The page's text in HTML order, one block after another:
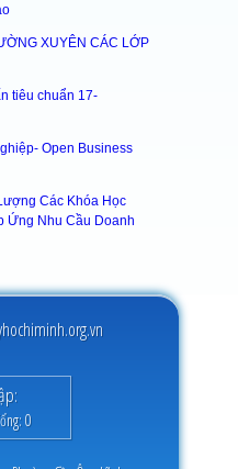
XUYÊN CÁC LỚP
tiêu chuẩn 17-
Open Business
Các Khóa Học
Ứng Nhu Cầu Doanh
0